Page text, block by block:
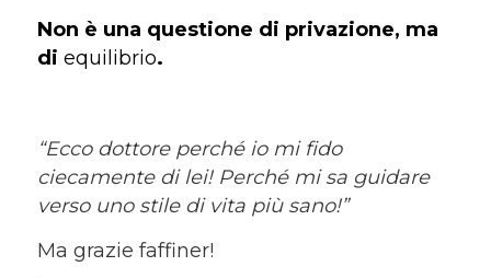
Non è una questione di privazione, ma
di equilibrio.
“Ecco dottore perché io mi fido
ciecamente di lei! Perché mi sa guidare
verso uno stile di vita più sano!”
Ma grazie faffiner!